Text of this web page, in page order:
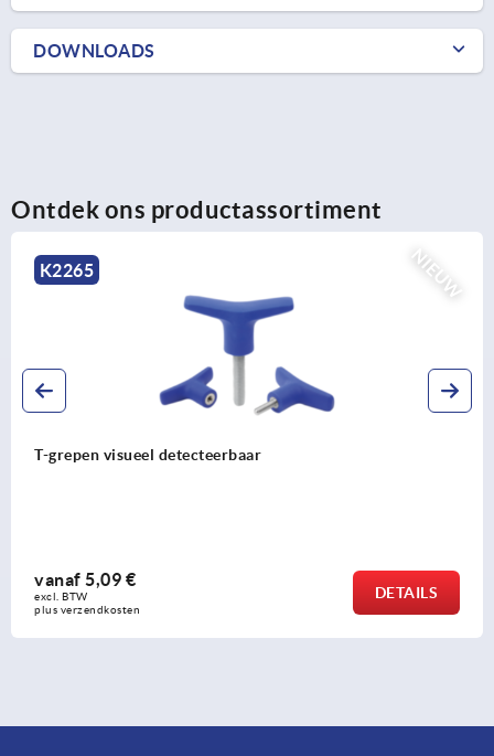
DOWNLOADS
Ontdek ons productassortiment
T-grepen antibacterieel
vanaf
plus verzendkosten